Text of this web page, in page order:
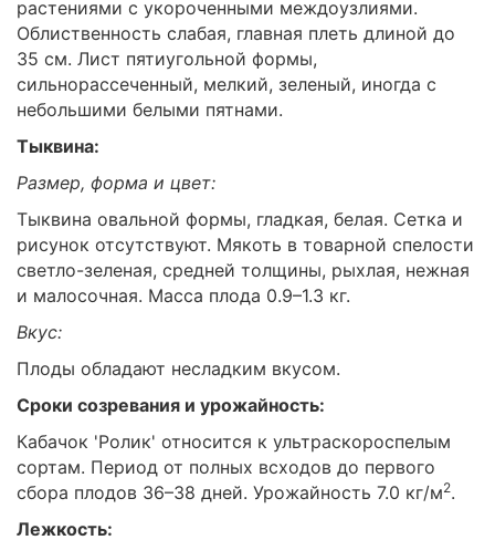
растениями с укороченными междоузлиями.
Облиственность слабая, главная плеть длиной до
35 см. Лист пятиугольной формы,
сильнорассеченный, мелкий, зеленый, иногда с
небольшими белыми пятнами.
Тыквина:
Размер, форма и цвет:
Тыквина овальной формы, гладкая, белая. Сетка и
рисунок отсутствуют. Мякоть в товарной спелости
светло-зеленая, средней толщины, рыхлая, нежная
и малосочная. Масса плода 0.9–1.3 кг.
Вкус:
Плоды обладают несладким вкусом.
Сроки созревания и урожайность:
Кабачок 'Ролик' относится к ультраскороспелым
сортам. Период от полных всходов до первого
сбора плодов 36–38 дней. Урожайность 7.0 кг/м2.
Лежкость: